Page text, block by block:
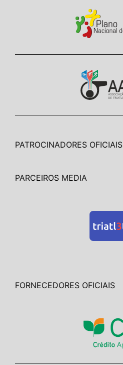
PATROCINADORES OFICIAIS
PARCEIROS MEDIA
FORNECEDORES OFICIAIS